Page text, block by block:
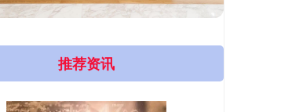
推荐资讯